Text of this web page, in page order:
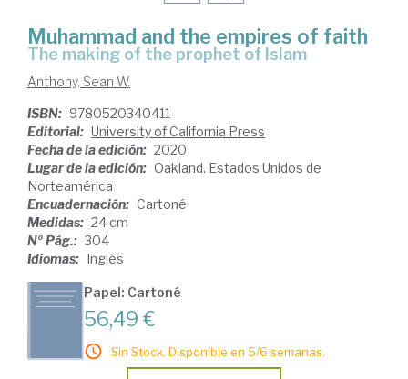
Muhammad and the empires of faith
the making of the prophet of Islam
Anthony, Sean W.
ISBN: 9780520340411
Editorial: University of California Press
Fecha de la edición: 2020
Lugar de la edición: Oakland. Estados Unidos de
Norteamérica
Encuadernación: Cartoné
Medidas: 24 cm
Nº Pág.: 304
Idiomas: Inglés
Papel: Cartoné
56,49 €
Sin Stock. Disponible en 5/6 semanas.